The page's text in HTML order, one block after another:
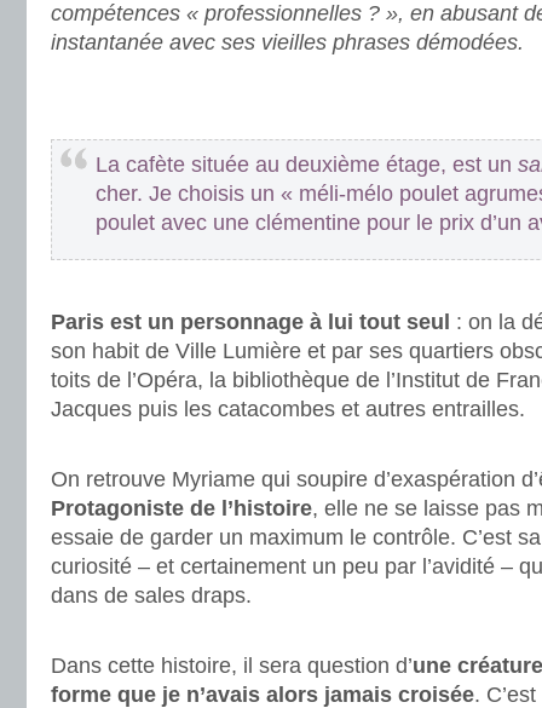
compétences « professionnelles ? », en abusant
instantanée avec ses vieilles phrases démodées.
La cafète située au deuxième étage, est un
cher. Je choisis un « méli-mélo poulet
poulet avec une clémentine pour le prix d’un
Paris est un personnage à lui tout seul : on la
son habit de Ville Lumière et par ses quartiers
toits de l’Opéra, la bibliothèque de l’Institut de
Jacques puis les catacombes et autres entrailles.
On retrouve Myriame qui soupire d’exaspération
Protagoniste de l’histoire, elle ne se laisse pas
essaie de garder un maximum le contrôle. C’est
curiosité – et certainement un peu par l’avidité –
dans de sales draps.
Dans cette histoire, il sera question d’une
forme que je n’avais alors jamais croisée.